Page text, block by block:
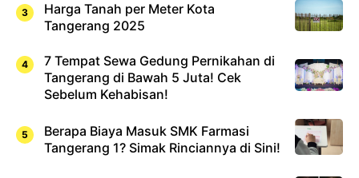
Harga Tanah per Meter Kota
Tangerang 2025
7 Tempat Sewa Gedung Pernikahan di
Tangerang di Bawah 5 Juta! Cek
Sebelum Kehabisan!
Berapa Biaya Masuk SMK Farmasi
Tangerang 1? Simak Rinciannya di Sini!